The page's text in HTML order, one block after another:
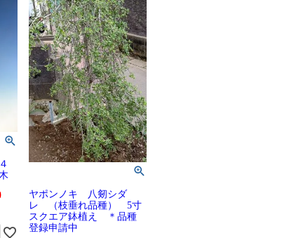
ヤポンノキ 八剱シダ
レ （枝垂れ品種） 5寸
スクエア鉢植え ＊品種
登録申請中